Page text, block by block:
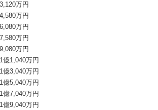
3,120万円
4,580万円
6,080万円
7,580万円
9,080万円
1億1,040万円
1億3,040万円
1億5,040万円
1億7,040万円
1億9,040万円